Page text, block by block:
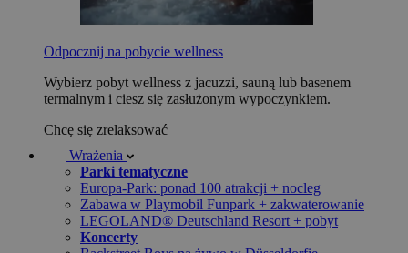
Odpocznij na pobycie wellness
Wybierz pobyt wellness z jacuzzi, sauną lub basenem
termalnym i ciesz się zasłużonym wypoczynkiem.
Chcę się zrelaksować
Wrażenia
Parki tematyczne
Europa-Park: ponad 100 atrakcji + nocleg
Zabawa w Playmobil Funpark + zakwaterowanie
LEGOLAND® Deutschland Resort + pobyt
Koncerty